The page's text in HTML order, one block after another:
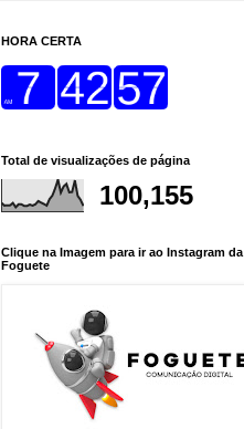
HORA CERTA
Total de visualizações de página
100,155
Clique na Imagem para ir ao Instagram da
Foguete